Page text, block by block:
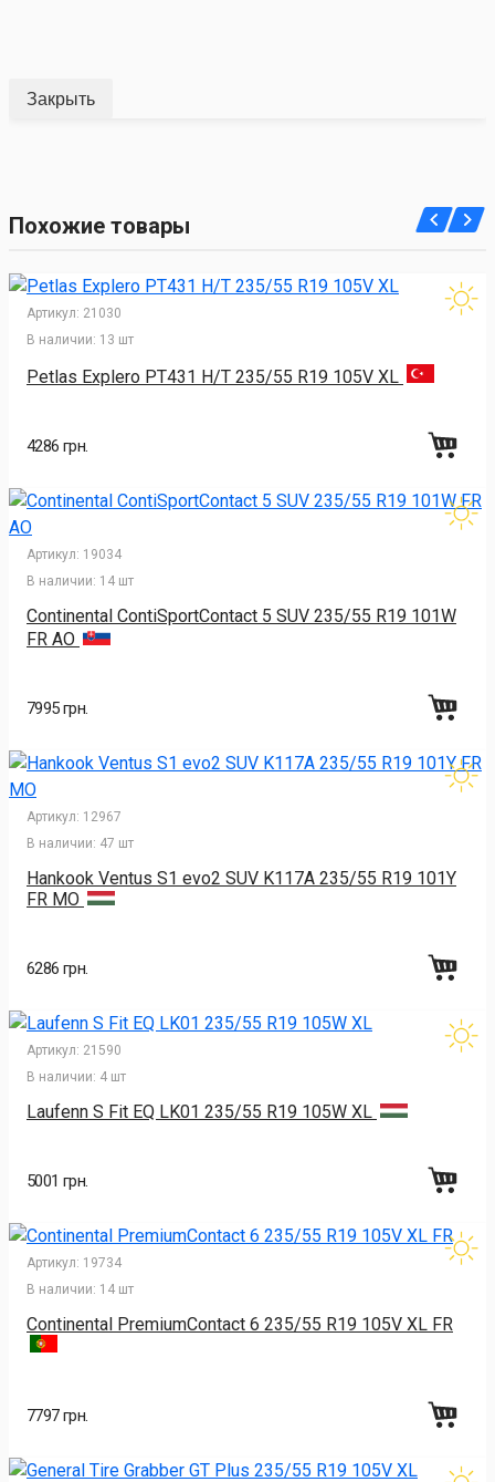
Закрыть
Похожие товары
Артикул: 21030
В наличии: 13 шт
Petlas Explero PT431 H/T 235/55 R19 105V XL
4286 грн.
Артикул: 19034
В наличии: 14 шт
Continental ContiSportContact 5 SUV 235/55 R19 101W
FR AO
7995 грн.
Артикул: 12967
В наличии: 47 шт
Hankook Ventus S1 evo2 SUV K117A 235/55 R19 101Y
FR MO
6286 грн.
Артикул: 21590
В наличии: 4 шт
Laufenn S Fit EQ LK01 235/55 R19 105W XL
5001 грн.
Артикул: 19734
В наличии: 14 шт
Continental PremiumContact 6 235/55 R19 105V XL FR
7797 грн.